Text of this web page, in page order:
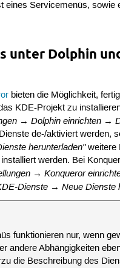
eines Servicemenüs, sowie
unter Dolphin
bieten die Möglichkeit,
KDE-Projekt zu
→ Dolphin einrichten →
de-/aktiviert werden,
herunterladen"weitere
werden. Bei
→ Konqueror
Dienste → Neue Dienste
funktionieren nur, wenn
andere Abhängigkeiten
die Beschreibung des